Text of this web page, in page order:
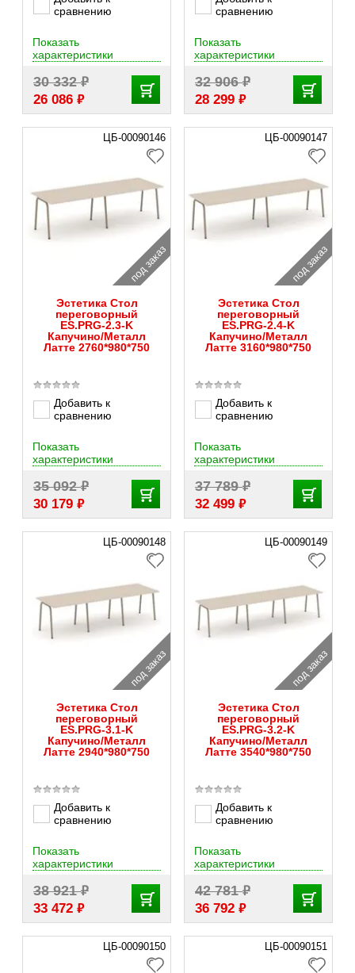
сравнению
30 332₽
26 086 ₽
Показать
характеристики
сравнению
32 906₽
28 299 ₽
Показать
характеристики
ЦБ-00090146
под заказ
Эстетика Стол
переговорный
ES.PRG-2.3-K
Капучино/Металл
Латте 2760*980*750
Добавить к
сравнению
35 092₽
30 179 ₽
Показать
характеристики
ЦБ-00090147
под заказ
Эстетика Стол
переговорный
ES.PRG-2.4-K
Капучино/Металл
Латте 3160*980*750
Добавить к
сравнению
37 789₽
32 499 ₽
Показать
характеристики
ЦБ-00090148
под заказ
Эстетика Стол
переговорный
ES.PRG-3.1-K
Капучино/Металл
Латте 2940*980*750
Добавить к
сравнению
38 921₽
33 472 ₽
Показать
характеристики
ЦБ-00090149
под заказ
Эстетика Стол
переговорный
ES.PRG-3.2-K
Капучино/Металл
Латте 3540*980*750
Добавить к
сравнению
42 781₽
36 792 ₽
Показать
характеристики
ЦБ-00090150 ЦБ-00090151